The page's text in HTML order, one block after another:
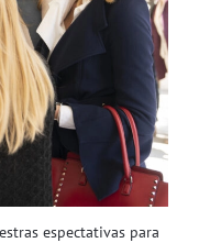
espectativas para